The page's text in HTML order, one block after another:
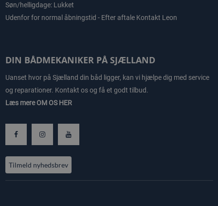
Søn/helligdage: Lukket
Udenfor for normal åbningstid - Efter aftale Kontakt Leon
DIN BÅDMEKANIKER PÅ SJÆLLAND
Uanset hvor på Sjælland din båd ligger, kan vi hjælpe dig med service
og reparationer. Kontakt os og få et godt tilbud.
Læs mereOM OS HER
Tilmeld nyhedsbrev